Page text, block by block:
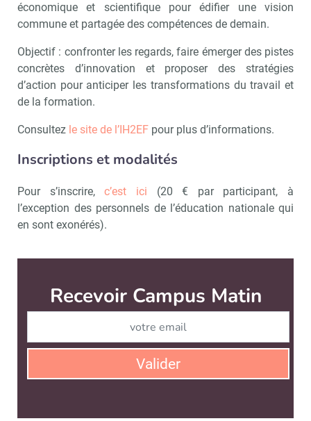
économique et scientifique pour édifier une vision
commune et partagée des compétences de demain.
Objectif : confronter les regards, faire émerger des pistes
concrètes d’innovation et proposer des stratégies
d’action pour anticiper les transformations du travail et
de la formation.
Consultez le site de l’IH2EF pour plus d’informations.
Inscriptions et modalités
Pour s’inscrire,c’est ici (20 € par participant, à
l’exception des personnels de l’éducation nationale qui
en sont exonérés).
Recevoir Campus Matin
Valider